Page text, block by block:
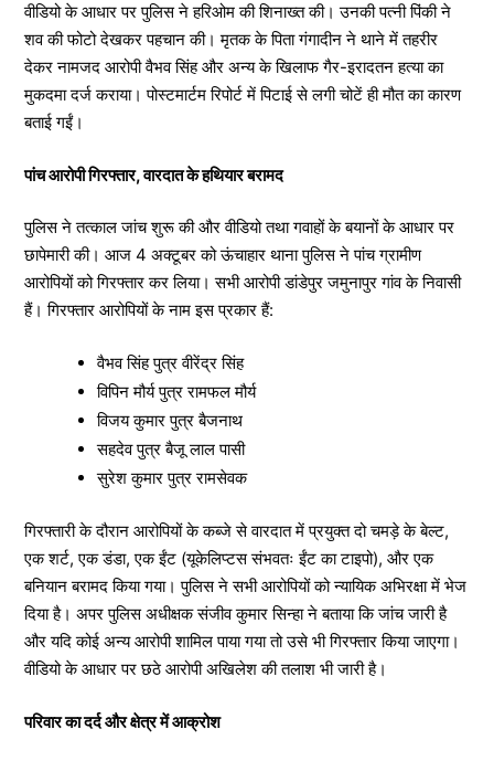
वीडियो के आधार पर पुलिस ने हरिओम की शिनाख्त की। उनकी पत्नी पिंकी ने
शव की फोटो देखकर पहचान की। मृतक के पिता गंगादीन ने थाने में तहरीर
देकर नामजद आरोपी वैभव सिंह और अन्य के खिलाफ गैर-इरादतन हत्या का
मुकदमा दर्ज कराया। पोस्टमार्टम रिपोर्ट में पिटाई से लगी चोटें ही मौत का कारण
बताई गईं।
पांच आरोपी गिरफ्तार, वारदात के हथियार बरामद
पुलिस ने तत्काल जांच शुरू की और वीडियो तथा गवाहों के बयानों के आधार पर
छापेमारी की। आज 4 अक्टूबर को ऊंचाहार थाना पुलिस ने पांच ग्रामीण
आरोपियों को गिरफ्तार कर लिया। सभी आरोपी डांडेपुर जमुनापुर गांव के निवासी
हैं। गिरफ्तार आरोपियों के नाम इस प्रकार हैं:
वैभव सिंह पुत्र वीरेंद्र सिंह
विपिन मौर्य पुत्र रामफल मौर्य
विजय कुमार पुत्र बैजनाथ
सहदेव पुत्र बैजू लाल पासी
सुरेश कुमार पुत्र रामसेवक
गिरफ्तारी के दौरान आरोपियों के कब्जे से वारदात में प्रयुक्त दो चमड़े के बेल्ट,
एक शर्ट, एक डंडा, एक ईंट (यूकेलिप्टस संभवतः ईंट का टाइपो), और एक
बनियान बरामद किया गया। पुलिस ने सभी आरोपियों को न्यायिक अभिरक्षा में भेज
दिया है। अपर पुलिस अधीक्षक संजीव कुमार सिन्हा ने बताया कि जांच जारी है
और यदि कोई अन्य आरोपी शामिल पाया गया तो उसे भी गिरफ्तार किया जाएगा।
वीडियो के आधार पर छठे आरोपी अखिलेश की तलाश भी जारी है।
परिवार का दर्द और क्षेत्र में आक्रोश